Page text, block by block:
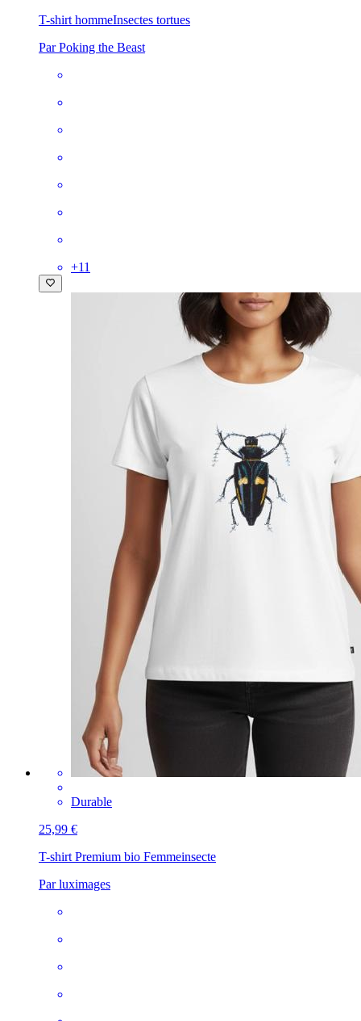
T-shirt hommeInsectes tortues
Par Poking the Beast
+11
Durable
25,99 €
T-shirt Premium bio Femmeinsecte
Par luximages